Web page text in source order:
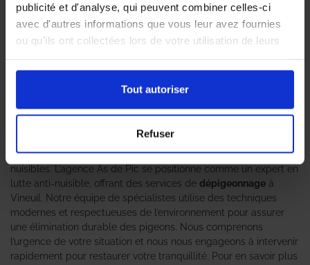
publicité et d'analyse, qui peuvent combiner celles-ci
avec d'autres informations que vous leur avez fournies
ou qu'ils ont collectées lors de votre utilisation de leurs
Tout autoriser
Refuser
Nous avons pensé à tout
et efficace. Les pigeons, bien que souvent considérés comme
inoffensifs, peuvent causer des désagréments majeurs,
structurels. Leurs déjections peuvent non seulement abîmer vos
façades, mais également favoriser l’apparition d’autres
nuisibles. L’agence As de Pic se positionne comme un expert en
lutte anti-nuisible, offrant des services de dépigeonnage à
Vineuil. Notre équipe de spécialistes utilise des techniques
modernes et respectueuses de l’environnement pour assurer
une élimination durable des pigeons. Nous comprenons
l’urgence de votre situation et nous nous engageons à intervenir
rapidement pour restaurer votre tranquillité. Pour en savoir plus